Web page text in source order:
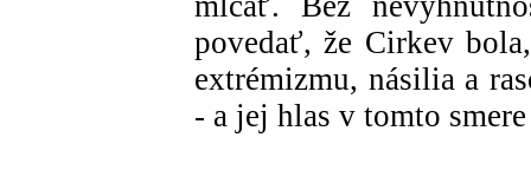
povedať, že Cirkev
extrémizmu, násilia a
- a jej hlas v tomto